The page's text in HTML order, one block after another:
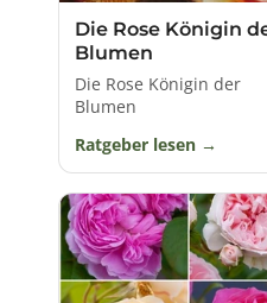
Mulchen:
Eine
unterdrückt Unkraut,
Standort wählen:
sonnigen Standort
mischen Sie
Pflanzloch vorbereiten:
großes Pflanzloch und
dass der
unter der
Die Rose Königin
Blumen
Die Rose Königin der
Blumen
Ratgeber lesen